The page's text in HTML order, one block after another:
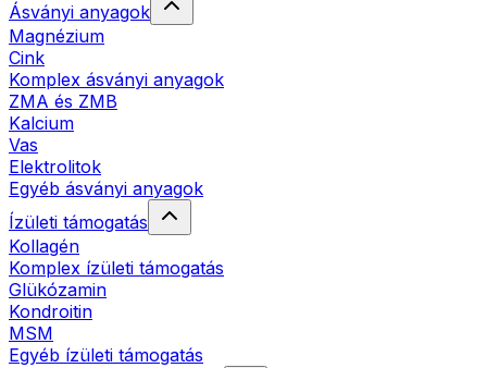
Ásványi anyagok
Magnézium
Cink
Komplex ásványi anyagok
ZMA és ZMB
Kalcium
Vas
Elektrolitok
Egyéb ásványi anyagok
Ízületi támogatás
Kollagén
Komplex ízületi támogatás
Glükózamin
Kondroitin
MSM
Egyéb ízületi támogatás